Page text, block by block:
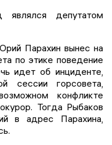
депутатом
Парахин вынес на
по этике поведение
идет об инциденте,
сессии горсовета,
конфликте
Тогда Рыбаков
в адрес Парахина,